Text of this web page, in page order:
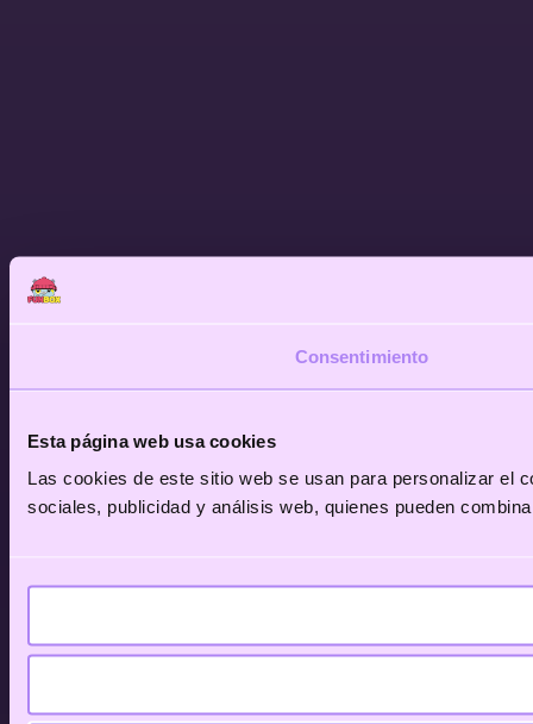
Consentimiento
Esta página web usa cookies
Las cookies de este sitio web se usan para personalizar el
sociales, publicidad y análisis web, quienes pueden